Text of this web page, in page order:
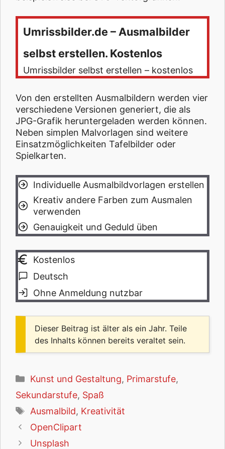
Umrissbilder.de – Ausmalbilder
selbst erstellen. Kostenlos
Umrissbilder selbst erstellen – kostenlos
Von den erstellten Ausmalbildern werden vier
verschiedene Versionen generiert, die als
JPG-Grafik heruntergeladen werden können.
Neben simplen Malvorlagen sind weitere
Einsatzmöglichkeiten Tafelbilder oder
Spielkarten.
Individuelle Ausmalbildvorlagen erstellen
Kreativ andere Farben zum Ausmalen
verwenden
Genauigkeit und Geduld üben
Kostenlos
Deutsch
Ohne Anmeldung nutzbar
Dieser Beitrag ist älter als ein Jahr. Teile
des Inhalts können bereits veraltet sein.
Kategorien
Kunst und Gestaltung, Primarstufe,
Sekundarstufe, Spaß
Schlagwörter
Ausmalbild, Kreativität
OpenClipart
Unsplash